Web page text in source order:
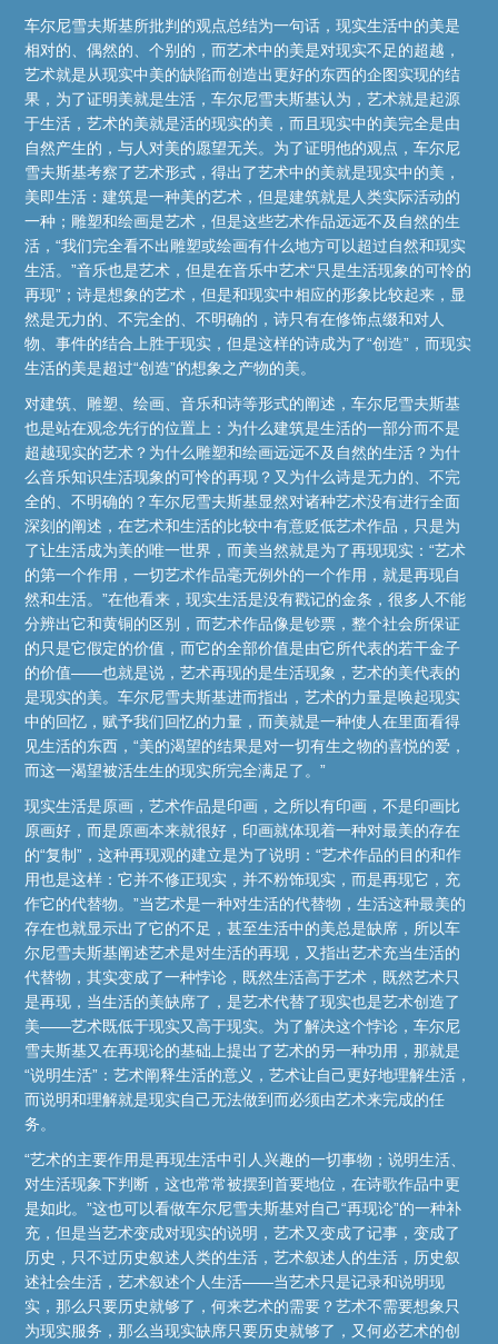
车尔尼雪夫斯基所批判的观点总结为一句话，现实生活中的美是
相对的、偶然的、个别的，而艺术中的美是对现实不足的超越，
艺术就是从现实中美的缺陷而创造出更好的东西的企图实现的结
果，为了证明美就是生活，车尔尼雪夫斯基认为，艺术就是起源
于生活，艺术的美就是活的现实的美，而且现实中的美完全是由
自然产生的，与人对美的愿望无关。为了证明他的观点，车尔尼
雪夫斯基考察了艺术形式，得出了艺术中的美就是现实中的美，
美即生活：建筑是一种美的艺术，但是建筑就是人类实际活动的
一种；雕塑和绘画是艺术，但是这些艺术作品远远不及自然的生
活，“我们完全看不出雕塑或绘画有什么地方可以超过自然和现实
生活。”音乐也是艺术，但是在音乐中艺术“只是生活现象的可怜的
再现”；诗是想象的艺术，但是和现实中相应的形象比较起来，显
然是无力的、不完全的、不明确的，诗只有在修饰点缀和对人
物、事件的结合上胜于现实，但是这样的诗成为了“创造”，而现实
生活的美是超过“创造”的想象之产物的美。
对建筑、雕塑、绘画、音乐和诗等形式的阐述，车尔尼雪夫斯基
也是站在观念先行的位置上：为什么建筑是生活的一部分而不是
超越现实的艺术？为什么雕塑和绘画远远不及自然的生活？为什
么音乐知识生活现象的可怜的再现？又为什么诗是无力的、不完
全的、不明确的？车尔尼雪夫斯基显然对诸种艺术没有进行全面
深刻的阐述，在艺术和生活的比较中有意贬低艺术作品，只是为
了让生活成为美的唯一世界，而美当然就是为了再现现实：“艺术
的第一个作用，一切艺术作品毫无例外的一个作用，就是再现自
然和生活。”在他看来，现实生活是没有戳记的金条，很多人不能
分辨出它和黄铜的区别，而艺术作品像是钞票，整个社会所保证
的只是它假定的价值，而它的全部价值是由它所代表的若干金子
的价值——也就是说，艺术再现的是生活现象，艺术的美代表的
是现实的美。车尔尼雪夫斯基进而指出，艺术的力量是唤起现实
中的回忆，赋予我们回忆的力量，而美就是一种使人在里面看得
见生活的东西，“美的渴望的结果是对一切有生之物的喜悦的爱，
而这一渴望被活生生的现实所完全满足了。”
现实生活是原画，艺术作品是印画，之所以有印画，不是印画比
原画好，而是原画本来就很好，印画就体现着一种对最美的存在
的“复制”，这种再现观的建立是为了说明：“艺术作品的目的和作
用也是这样：它并不修正现实，并不粉饰现实，而是再现它，充
作它的代替物。”当艺术是一种对生活的代替物，生活这种最美的
存在也就显示出了它的不足，甚至生活中的美总是缺席，所以车
尔尼雪夫斯基阐述艺术是对生活的再现，又指出艺术充当生活的
代替物，其实变成了一种悖论，既然生活高于艺术，既然艺术只
是再现，当生活的美缺席了，是艺术代替了现实也是艺术创造了
美——艺术既低于现实又高于现实。为了解决这个悖论，车尔尼
雪夫斯基又在再现论的基础上提出了艺术的另一种功用，那就是
“说明生活”：艺术阐释生活的意义，艺术让自己更好地理解生活，
而说明和理解就是现实自己无法做到而必须由艺术来完成的任
务。
“艺术的主要作用是再现生活中引人兴趣的一切事物；说明生活、
对生活现象下判断，这也常常被摆到首要地位，在诗歌作品中更
是如此。”这也可以看做车尔尼雪夫斯基对自己“再现论”的一种补
充，但是当艺术变成对现实的说明，艺术又变成了记事，变成了
历史，只不过历史叙述人类的生活，艺术叙述人的生活，历史叙
述社会生活，艺术叙述个人生活——当艺术只是记录和说明现
实，那么只要历史就够了，何来艺术的需要？艺术不需要想象只
为现实服务，那么当现实缺席只要历史就够了，又何必艺术的创